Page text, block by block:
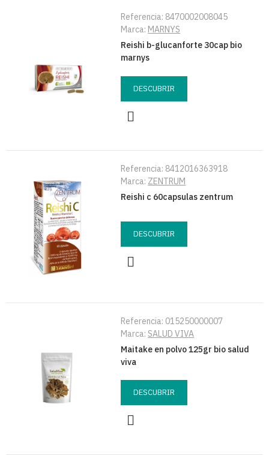
Referencia: 8470002008045
Marca: MARNYS
Reishi b-glucanforte 30cap bio
marnys
DESCUBRIR
Referencia: 8412016363918
Marca: ZENTRUM
Reishi c 60capsulas zentrum
DESCUBRIR
Referencia: 015250000007
Marca: SALUD VIVA
Maitake en polvo 125gr bio salud
viva
DESCUBRIR